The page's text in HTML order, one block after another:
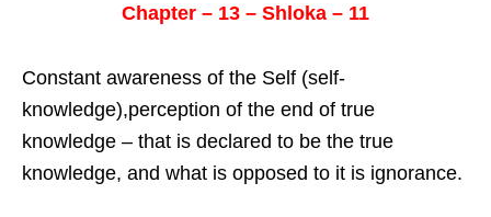
Chapter – 13 – Shloka – 11
Constant awareness of the Self (self-
knowledge),perception of the end of true
knowledge – that is declared to be the true
knowledge, and what is opposed to it is ignorance.